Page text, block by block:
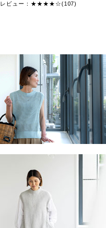
レビュー：★★★★☆(107)